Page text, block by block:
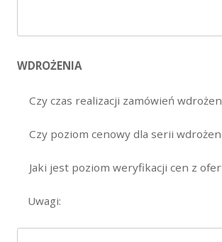
WDROŻENIA
Czy czas realizacji zamówień
Czy poziom cenowy dla serii
Jaki jest poziom weryfikacji cen z
Uwagi: